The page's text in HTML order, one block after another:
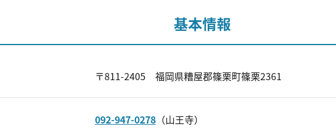
基本情報
〒811-2405 福岡県糟屋郡篠栗町篠栗2361
092-947-0278 （山王寺）